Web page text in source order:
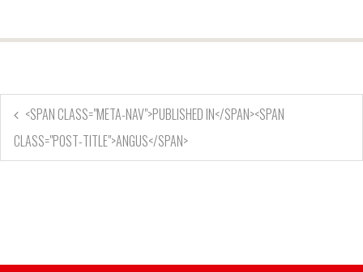
<SPAN CLASS="META-NAV">PUBLISHED IN</SPAN><SPAN
CLASS="POST-TITLE">ANGUS</SPAN>